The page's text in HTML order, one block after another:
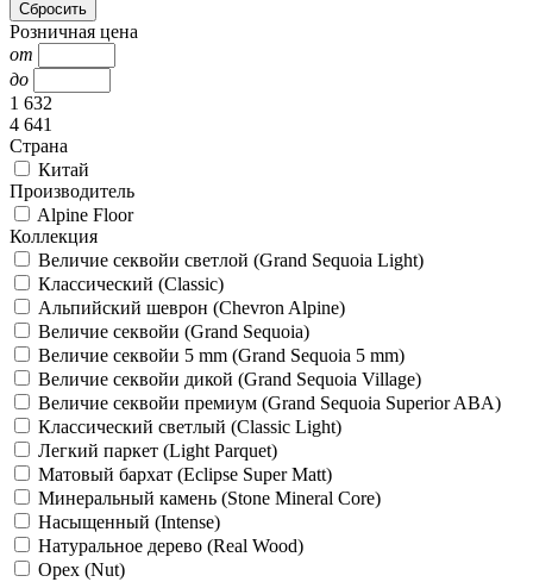
Розничная цена
от
до
1 632
4 641
Страна
Китай
Производитель
Alpine Floor
Коллекция
Величие секвойи светлой (Grand Sequoia Light)
Классический (Classic)
Альпийский шеврон (Chevron Alpine)
Величие секвойи (Grand Sequoia)
Величие секвойи 5 mm (Grand Sequoia 5 mm)
Величие секвойи дикой (Grand Sequoia Village)
Величие секвойи премиум (Grand Sequoia Superior ABA)
Классический светлый (Classic Light)
Легкий паркет (Light Parquet)
Матовый бархат (Eclipse Super Matt)
Минеральный камень (Stone Mineral Core)
Насыщенный (Intense)
Натуральное дерево (Real Wood)
Орех (Nut)